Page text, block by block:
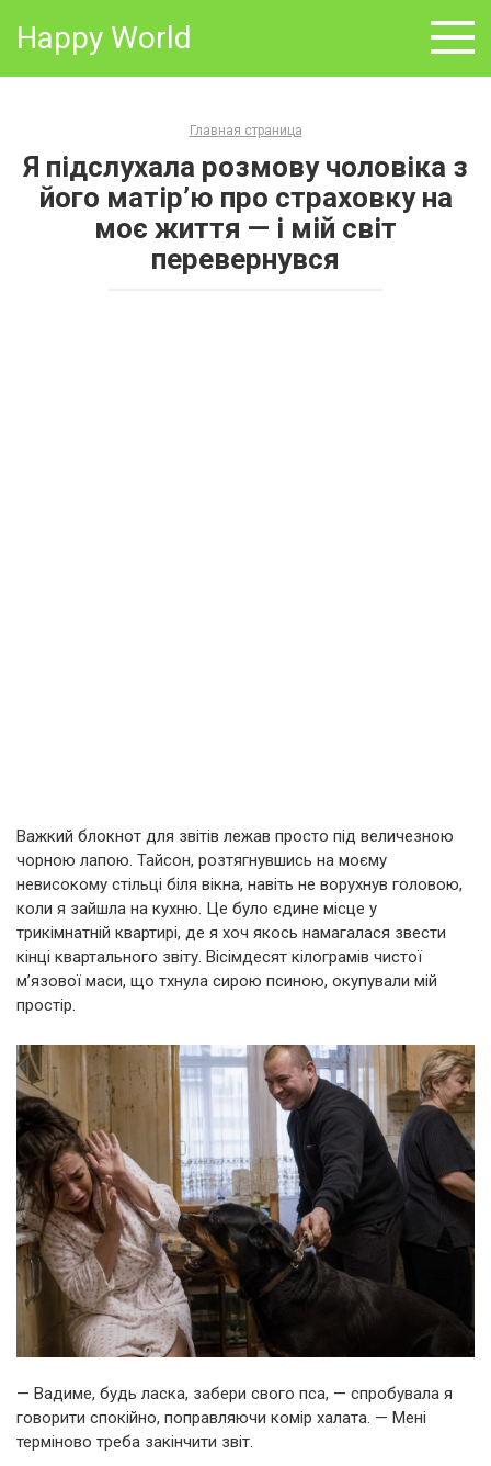
Happy World
Главная страница
Я підслухала розмову чоловіка з
його матір’ю про страховку на
моє життя — і мій світ
перевернувся
Важкий блокнот для звітів лежав просто під величезною
чорною лапою. Тайсон, розтягнувшись на моєму
невисокому стільці біля вікна, навіть не ворухнув головою,
коли я зайшла на кухню. Це було єдине місце у
трикімнатній квартирі, де я хоч якось намагалася звести
кінці квартального звіту. Вісімдесят кілограмів чистої
м’язової маси, що тхнула сирою псиною, окупували мій
простір.
— Вадиме, будь ласка, забери свого пса, — спробувала я
говорити спокійно, поправляючи комір халата. — Мені
терміново треба закінчити звіт.